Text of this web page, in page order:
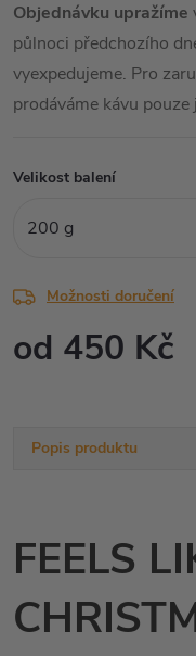
Objednávku upražíme
půlnoci předchozího
vyexpedujeme. Pro
prodáváme kávu pouze
Velikost balení
Možnosti doručení
od 450 Kč
Popis produktu
FEELS